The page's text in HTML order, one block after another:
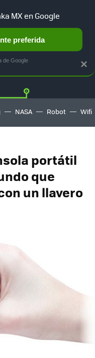
Twitter
NASA Robot Wifi
portátil
que
un llavero
×
MX en Google
preferida
de Google